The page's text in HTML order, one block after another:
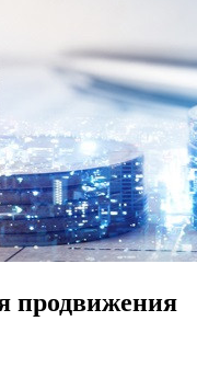
продвижения